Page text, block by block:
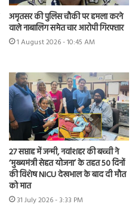
अमृतसर की पुलिस चौकी पर हमला करने
वाले नाबालिग समेत चार आरोपी गिरफ्तार
1 August 2026 - 10:45 AM
27 सप्ताह में जन्मी, नवांशहर की बच्ची ने
‘मुख्यमंत्री सेहत योजना’ के तहत 50 दिनों
की विशेष NICU देखभाल के बाद दी मौत
को मात
31 July 2026 - 3:33 PM